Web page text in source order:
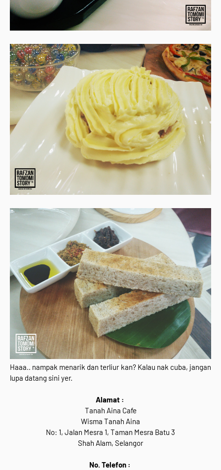
Haaa.. nampak menarik dan terliur kan? Kalau nak cuba, jangan
lupa datang sini yer.
Alamat :
Tanah Aina Cafe
Wisma Tanah Aina
No: 1, Jalan Mesra 1, Taman Mesra Batu 3
Shah Alam, Selangor
No. Telefon :